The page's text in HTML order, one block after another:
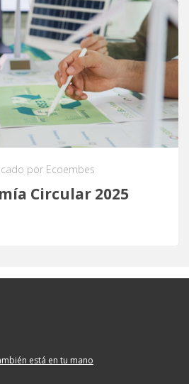
por Ecoembes
Circular 2025
está en tu mano